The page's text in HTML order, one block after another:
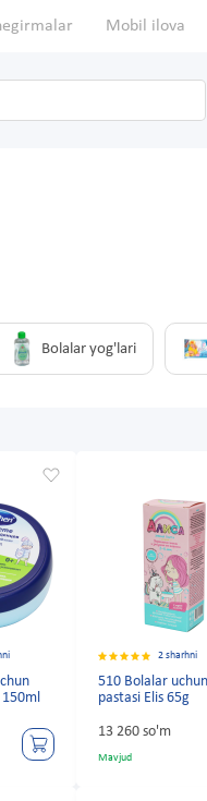
Mobil ilova
Bolalar yog'lari
150ml
2 sharhni
510 Bolalar
pastasi Elis 65g
13 260 so'm
Mavjud